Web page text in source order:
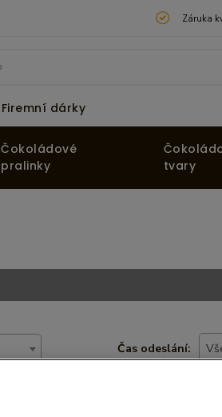
Záruka
Firemní dárky
Čokoládové
pralinky
tvary
Čas odeslání: